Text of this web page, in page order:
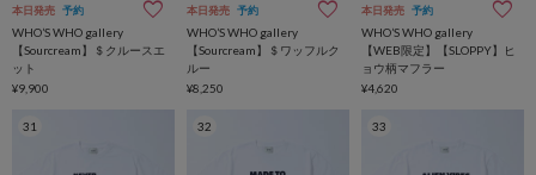
本日発売 予約
WHO’S WHO gallery
【Sourcream】＄クルースエ
ット
¥9,900
本日発売 予約
WHO’S WHO gallery
【Sourcream】＄ワッフルク
ルー
¥8,250
本日発売 予約
WHO’S WHO gallery
【WEB限定】【SLOPPY】ヒ
ョウ柄マフラー
¥4,620
31 32 33